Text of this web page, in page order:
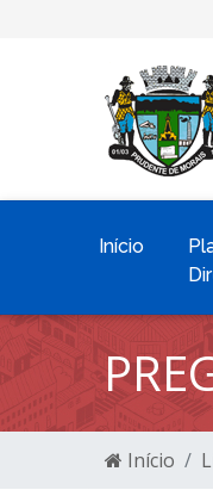
Início
Início